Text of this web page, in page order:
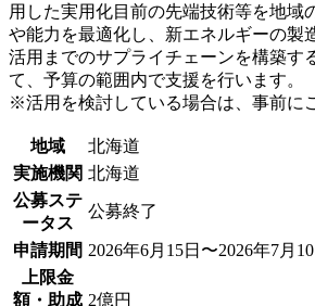
用した実用化目前の先端技術等を地域
や能力を最適化し、新エネルギーの製
活用までのサプライチェーンを構築す
て、予算の範囲内で支援を行います。
※活用を検討している場合は、事前に
地域
北海道
実施機関 北海道
公募ステ
ータス
公募終了
申請期間 2026年6月15日〜2026年7月10
上限金
額・助成 2億円